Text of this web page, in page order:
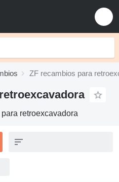
ZF recambios para
retroexcavadora